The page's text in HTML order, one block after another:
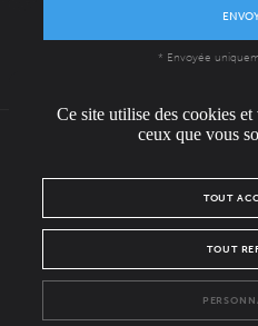
* Envoyée
POLITIQUE DE
Facebook
Ce site utilise des cookies
ceux que vous
TOUT
TOUT